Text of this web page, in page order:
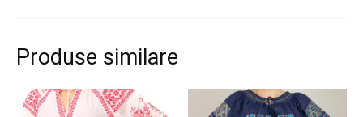
Produse similare